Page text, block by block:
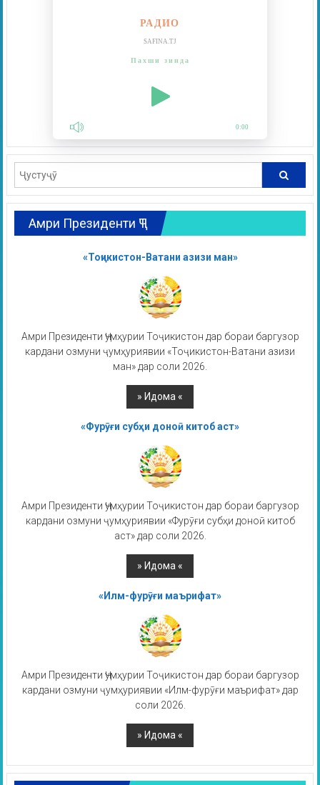
РАДИО
SAFINA.TJ
Пахши зинда
0:00
Амри Президенти ҶТ
«Тоҷикистон-Ватани азизи ман»
Амри Президенти Ҷумҳурии Тоҷикистон дар бораи баргузор
кардани озмуни ҷумҳуриявии «Тоҷикистон-Ватани азизи
ман» дар соли 2026.
«Фурӯғи субҳи доноӣ китоб аст»
Амри Президенти Ҷумҳурии Тоҷикистон дар бораи баргузор
кардани озмуни ҷумҳуриявии «Фурӯғи субҳи доноӣ китоб
аст» дар соли 2026.
«Илм-фурӯғи маърифат»
Амри Президенти Ҷумҳурии Тоҷикистон дар бораи баргузор
кардани озмуни ҷумҳуриявии «Илм-фурӯғи маърифат» дар
соли 2026.